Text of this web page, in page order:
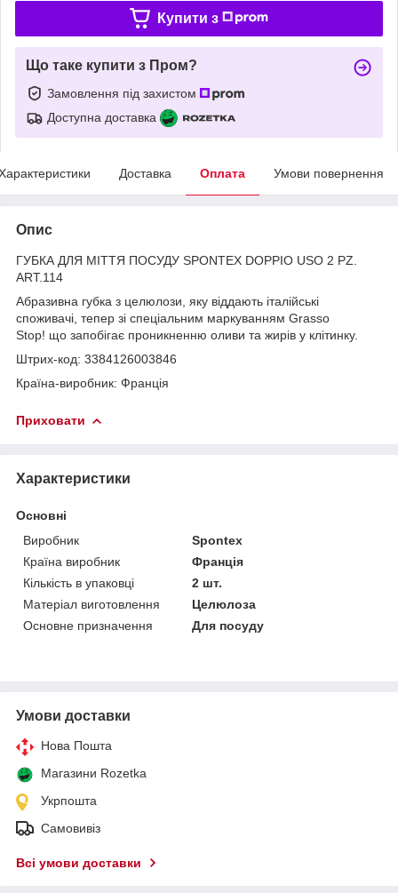
Купити з
Що таке купити з Пром?
Замовлення під захистом
Доступна доставка
Доставка Оплата Умови повернення
Опис
ГУБКА ДЛЯ МІТТЯ ПОСУДУ SPONTEX DOPPIO USO 2 PZ.
ART.114
Абразивна губка з целюлози, яку віддають італійські
споживачі, тепер зі спеціальним маркуванням Grasso
Stop! що запобігає проникненню оливи та жирів у клітинку.
Штрих-код: 3384126003846
Країна-виробник: Франція
Приховати
Характеристики
Основні
Виробник
Spontex
Країна виробник
Франція
Кількість в упаковці
2 шт.
Матеріал виготовлення
Целюлоза
Основне призначення
Для посуду
Умови доставки
Нова Пошта
Магазини Rozetka
Укрпошта
Самовивіз
Всі умови доставки